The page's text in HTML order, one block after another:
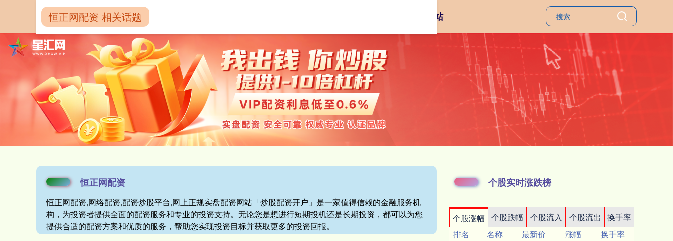
网上正规实盘配资网站
恒正网配资
恒正网配资,网络配资,配资炒股平台,网上正规实盘配资网站「炒股配资开户」是一家值得信赖的金融服务机
构，为投资者提供全面的配资服务和专业的投资支持。无论您是想进行短期投机还是长期投资，都可以为您
提供合适的配资方案和优质的服务，帮助您实现投资目标并获取更多的投资回报。
恒正网配资 相关话题
个股实时涨跌榜
个股涨幅 个股跌幅 个股流入 个股流出
换手率
排名
名称 最新价 涨幅
换手率